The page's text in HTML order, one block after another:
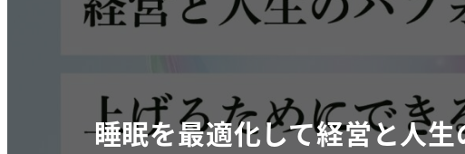
睡眠を最適化して経営と人